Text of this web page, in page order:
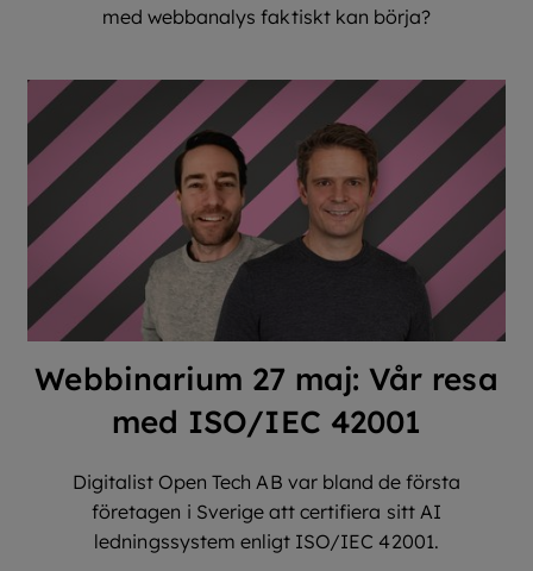
med webbanalys faktiskt kan börja?
Webbinarium 27 maj: Vår resa
med ISO/IEC 42001
Digitalist Open Tech AB var bland de första
företagen i Sverige att certifiera sitt AI
ledningssystem enligt ISO/IEC 42001.